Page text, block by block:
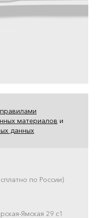
правилами
материалов и
данных
по России)
Ямская 29 с1